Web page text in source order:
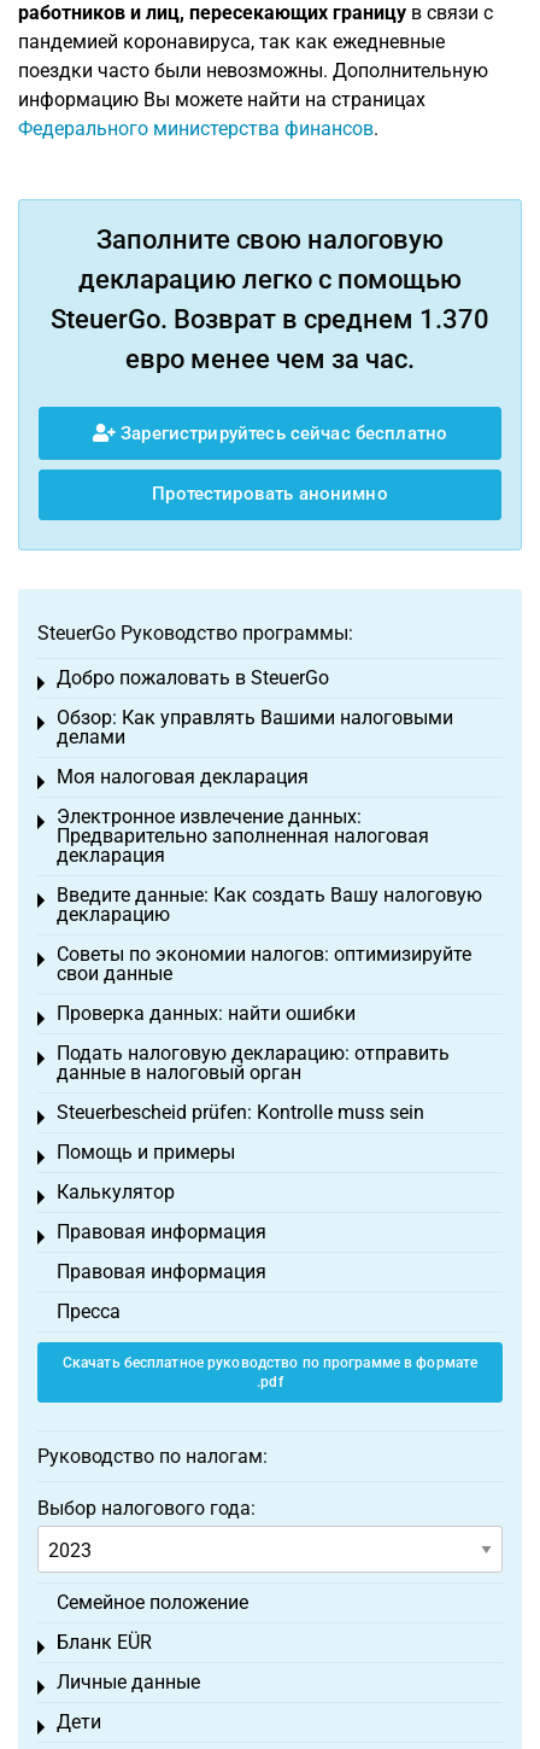
работников и лиц, пересекающих границу в связи с
пандемией коронавируса, так как ежедневные
поездки часто были невозможны. Дополнительную
информацию Вы можете найти на страницах
Федерального министерства финансов.
Заполните свою налоговую
декларацию легко с помощью
SteuerGo. Возврат в среднем 1.370
евро менее чем за час.
Зарегистрируйтесь сейчас бесплатно
Протестировать анонимно
SteuerGo Руководство программы:
Добро пожаловать в SteuerGo
Toggle menu
Обзор: Как управлять Вашими налоговыми
делами
Toggle menu
Моя налоговая декларация
Toggle menu
Электронное извлечение данных:
Предварительно заполненная налоговая
декларация
Toggle menu
Введите данные: Как создать Вашу налоговую
декларацию
Toggle menu
Советы по экономии налогов: оптимизируйте
свои данные
Toggle menu
Проверка данных: найти ошибки
Toggle menu
Подать налоговую декларацию: отправить
данные в налоговый орган
Toggle menu
Steuerbescheid prüfen: Kontrolle muss sein
Toggle menu
Помощь и примеры
Toggle menu
Калькулятор
Toggle menu
Правовая информация
Toggle menu
Правовая информация
Пресса
Скачать бесплатное руководство по программе в формате
.pdf
Руководство по налогам:
Выбор налогового года:
Семейное положение
Бланк EÜR
Toggle menu
Личные данные
Toggle menu
Дети
Toggle menu